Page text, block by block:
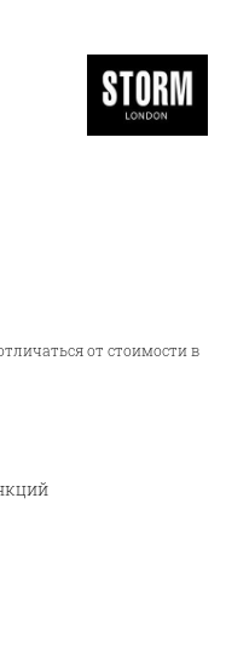
от стоимости в